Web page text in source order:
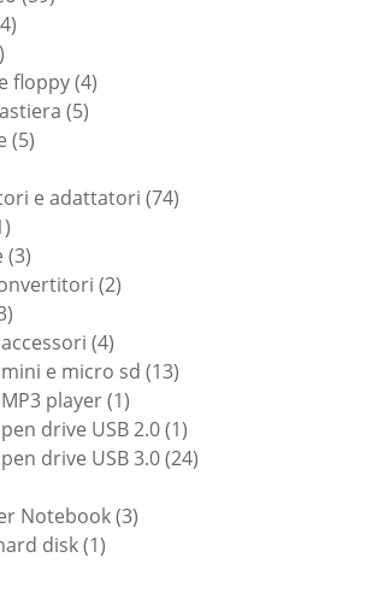
124
prodotti
floppy 44
55
55
e adattatori 7474
1
prodotto
33
prodotti22
43
prodotti 44
prodotti
e micro sd 1313
player 11
prodotto
drive USB 2.0 11
prodotto
drive USB 3.0 2424
Notebook 33
disk 11